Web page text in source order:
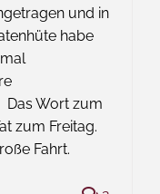
und in
habe
Wort zum
zum Freitag.
Fahrt.